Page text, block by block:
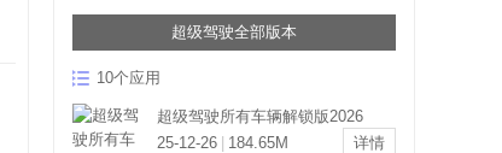
超级驾驶全部版本
10个应用
超级驾驶所有车辆解锁版2026
V1.5.0 安卓版
25-12-26 184.65M 详情